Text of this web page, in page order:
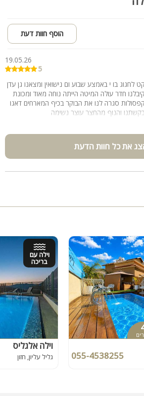
הוסף חוות דעת
19.05.26
5
לחגוג בו י באמצע שבוע ום נישואין ומצאנו גן עדן
חדר עולה המיטה הייתה נוחה מאוד ומכונת
סגרה לנו את הבוקר בכיף המארחים דאגו
והנוף מהחצר עוצר נשימה
את כל חוות הדעת
055-4538255
וילה עם
בריכה
וילה אלגליס
גליל עליון, חזון